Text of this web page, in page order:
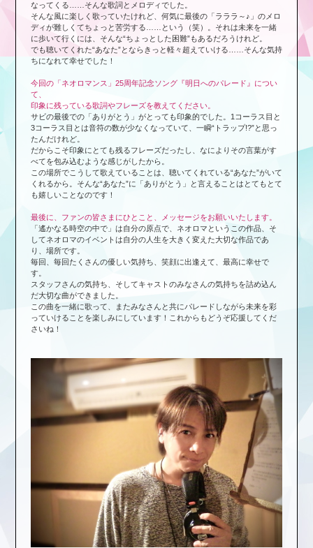
なってくる……そんな歌詞とメロディでした。
そんな風に楽しく歌っていたけれど、何気に最後の「ラララ～♪」のメロ
ディが難しくてちょっと苦労する……という（笑）。それは未来を一緒
に歩いて行くには、そんな“ちょっとした困難”もあるだろうけれど。
でも聴いてくれた“あなた”とならきっと軽々超えていける……そんな気持
ちになれて幸せでした！
今回の「ネオロマンス」25周年記念ソング『明日へのパレード』につい
て、
印象に残っている歌詞やフレーズを教えてください。
サビの最後での「ありがとう」がとっても印象的でした。1コーラス目と
3コーラス目とは音符の数が少なくなっていて、一瞬“トラップ!?”と思っ
たんだけれど。
だからこそ印象にとても残るフレーズだったし、なによりその言葉がす
べてを包み込むような感じがしたから。
この場所でこうして歌えていることは、聴いてくれている“あなた”がいて
くれるから。そんな“あなた”に「ありがとう」と言えることはとてもとて
も嬉しいことなのです！
最後に、ファンの皆さまにひとこと、メッセージをお願いいたします。
「遙かなる時空の中で」は自分の原点で、ネオロマというこの作品、そ
してネオロマのイベントは自分の人生を大きく変えた大切な作品であ
り、場所です。
毎回、毎回たくさんの優しい気持ち、笑顔に出逢えて、最高に幸せで
す。
スタッフさんの気持ち、そしてキャストのみなさんの気持ちを詰め込ん
だ大切な曲ができました。
この曲を一緒に歌って、またみなさんと共にパレードしながら未来を彩
っていけることを楽しみにしています！これからもどうぞ応援してくだ
さいね！